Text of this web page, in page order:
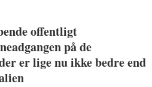
offentligt
på de
er lige nu ikke bedre end